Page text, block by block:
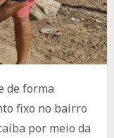
de forma
fixo no bairro
por meio da